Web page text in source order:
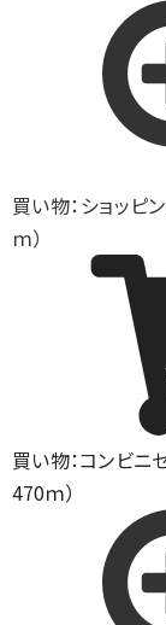
買い物：ショッピ
ｍ）
買い物：コンビニ
470ｍ）